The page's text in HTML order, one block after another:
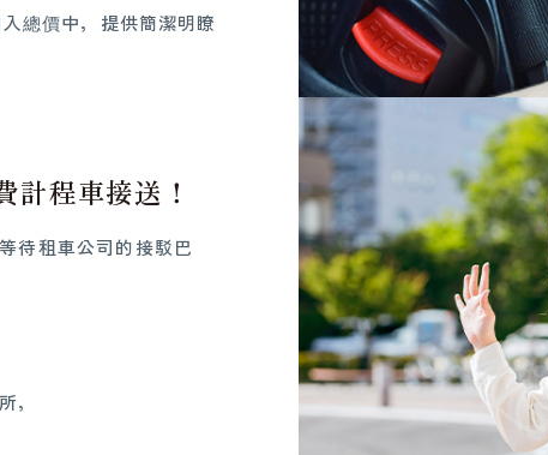
總價中，提供簡潔明瞭
計程車接送！
待租車公司的接駁巴
，